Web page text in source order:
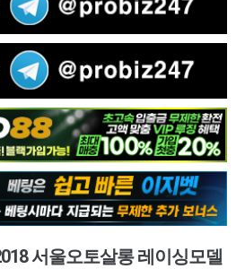
서울오토살롱 레이싱모델